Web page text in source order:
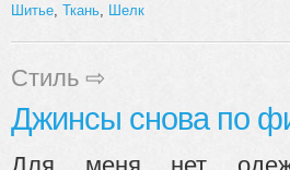
Шитье Ткань Шелк
Стиль ⇨
Джинсы снова по
Для меня нет